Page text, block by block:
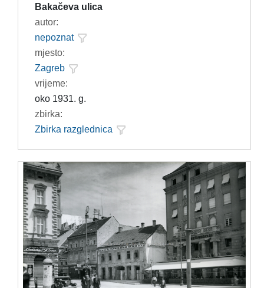
Bakačeva ulica
autor:
nepoznat
mjesto:
Zagreb
vrijeme:
oko 1931. g.
zbirka:
Zbirka razglednica